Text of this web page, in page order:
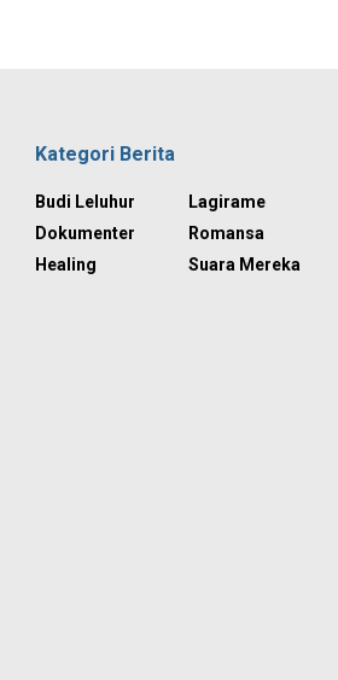
Kategori Berita
Budi Leluhur
Dokumenter
Healing
Lagirame
Romansa
Suara Mereka